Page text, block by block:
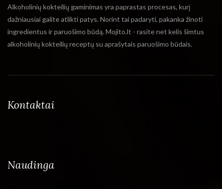
Alkoholinių kokteilių gaminimas yra paprastas procesas, kurį
dažniausiai galite atlikti patys. Norint tai padaryti, pakanka žinoti
ingredientus ir paruošimo būdą. Mojito.lt - rasite net kelis šimtus
alkoholinių kokteilių receptų su aprašytais paruošimo būdais.
Kontaktai
Naudinga